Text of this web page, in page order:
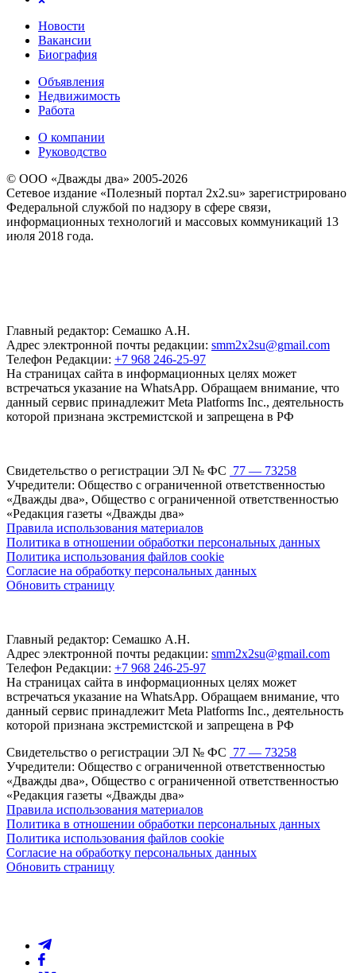
Новости
Вакансии
Биография
Объявления
Недвижимость
Работа
О компании
Руководство
© ООО «Дважды два» 2005-2026
Сетевое издание «Полезный портал 2x2.su» зарегистрировано
Федеральной службой по надзору в сфере связи,
информационных технологий и массовых коммуникаций 13
июля 2018 года.
Главный редактор: Семашко А.Н.
Адрес электронной почты редакции: smm2x2su@gmail.com
Телефон Редакции: +7 968 246-25-97
На страницах сайта в информационных целях может
встречаться указание на WhatsApp. Обращаем внимание, что
данный сервис принадлежит Meta Platforms Inc., деятельность
которой признана экстремистской и запрещена в РФ
Свидетельство о регистрации ЭЛ № ФС 77 — 73258
Учредители: Общество с ограниченной ответственностью
«Дважды два», Общество с ограниченной ответственностью
«Редакция газеты «Дважды два»
Правила использования материалов
Политика в отношении обработки персональных данных
Политика использования файлов cookie
Согласие на обработку персональных данных
Обновить страницу
Главный редактор: Семашко А.Н.
Адрес электронной почты редакции: smm2x2su@gmail.com
Телефон Редакции: +7 968 246-25-97
На страницах сайта в информационных целях может
встречаться указание на WhatsApp. Обращаем внимание, что
данный сервис принадлежит Meta Platforms Inc., деятельность
которой признана экстремистской и запрещена в РФ
Свидетельство о регистрации ЭЛ № ФС 77 — 73258
Учредители: Общество с ограниченной ответственностью
«Дважды два», Общество с ограниченной ответственностью
«Редакция газеты «Дважды два»
Правила использования материалов
Политика в отношении обработки персональных данных
Политика использования файлов cookie
Согласие на обработку персональных данных
Обновить страницу